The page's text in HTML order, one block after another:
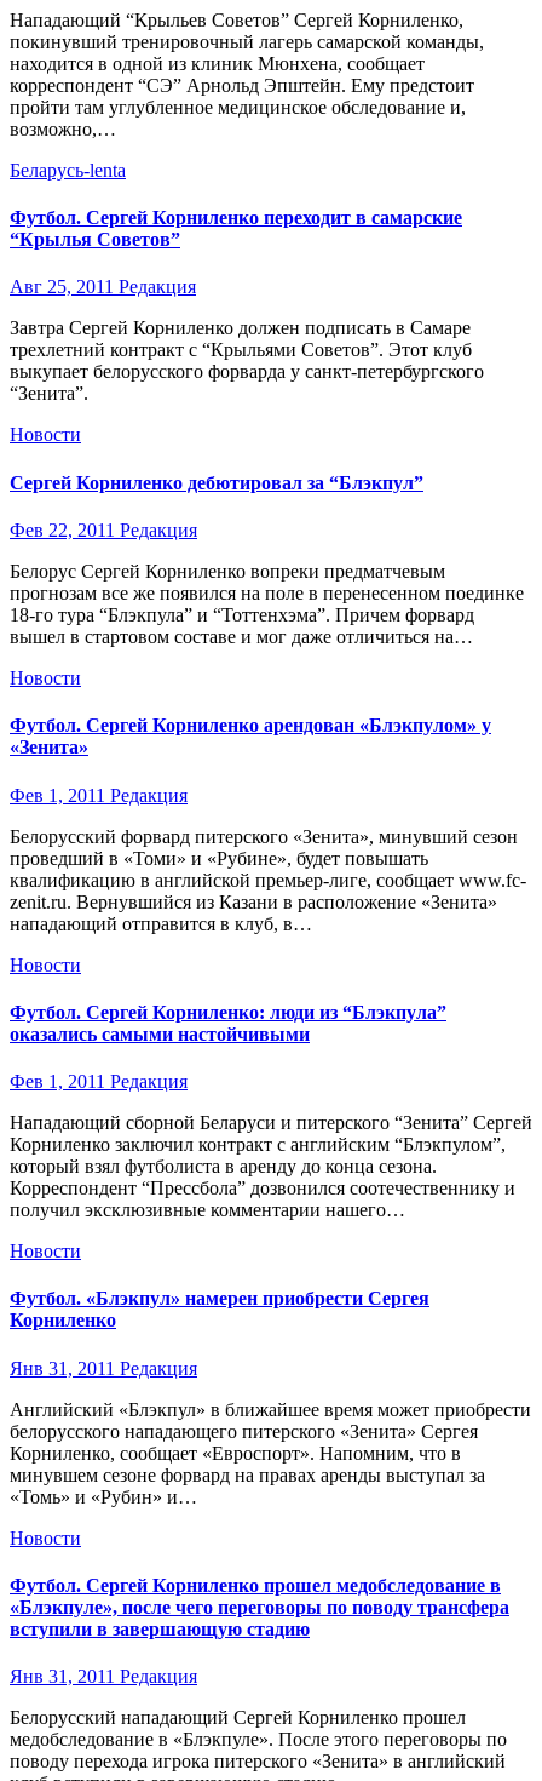
Нападающий “Крыльев Советов” Сергей Корниленко,
покинувший тренировочный лагерь самарской команды,
находится в одной из клиник Мюнхена, сообщает
корреспондент “СЭ” Арнольд Эпштейн. Ему предстоит
пройти там углубленное медицинское обследование и,
возможно,…
Беларусь-lenta
Футбол. Сергей Корниленко переходит в самарские
“Крылья Советов”
Авг 25, 2011 Редакция
Завтра Сергей Корниленко должен подписать в Самаре
трехлетний контракт с “Крыльями Советов”. Этот клуб
выкупает белорусского форварда у санкт-петербургского
“Зенита”.
Новости
Сергей Корниленко дебютировал за “Блэкпул”
Фев 22, 2011 Редакция
Белорус Сергей Корниленко вопреки предматчевым
прогнозам все же появился на поле в перенесенном поединке
18-го тура “Блэкпула” и “Тоттенхэма”. Причем форвард
вышел в стартовом составе и мог даже отличиться на…
Новости
Футбол. Сергей Корниленко арендован «Блэкпулом» у
«Зенита»
Фев 1, 2011 Редакция
Белорусский форвард питерского «Зенита», минувший сезон
проведший в «Томи» и «Рубине», будет повышать
квалификацию в английской премьер-лиге, сообщает www.fc-
zenit.ru. Вернувшийся из Казани в расположение «Зенита»
нападающий отправится в клуб, в…
Новости
Футбол. Сергей Корниленко: люди из “Блэкпула”
оказались самыми настойчивыми
Фев 1, 2011 Редакция
Нападающий сборной Беларуси и питерского “Зенита” Сергей
Корниленко заключил контракт с английским “Блэкпулом”,
который взял футболиста в аренду до конца сезона.
Корреспондент “Прессбола” дозвонился соотечественнику и
получил эксклюзивные комментарии нашего…
Новости
Футбол. «Блэкпул» намерен приобрести Сергея
Корниленко
Янв 31, 2011 Редакция
Английский «Блэкпул» в ближайшее время может приобрести
белорусского нападающего питерского «Зенита» Сергея
Корниленко, сообщает «Евроспорт». Напомним, что в
минувшем сезоне форвард на правах аренды выступал за
«Томь» и «Рубин» и…
Новости
Футбол. Сергей Корниленко прошел медобследование в
«Блэкпуле», после чего переговоры по поводу трансфера
вступили в завершающую стадию
Янв 31, 2011 Редакция
Белорусский нападающий Сергей Корниленко прошел
медобследование в «Блэкпуле». После этого переговоры по
поводу перехода игрока питерского «Зенита» в английский